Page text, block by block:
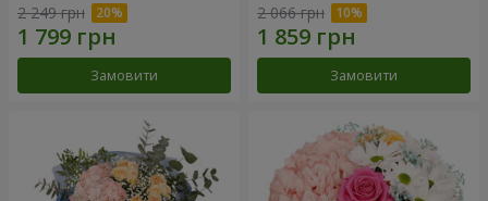
2 249 грн
Замовити
2 066 грн
Замовити